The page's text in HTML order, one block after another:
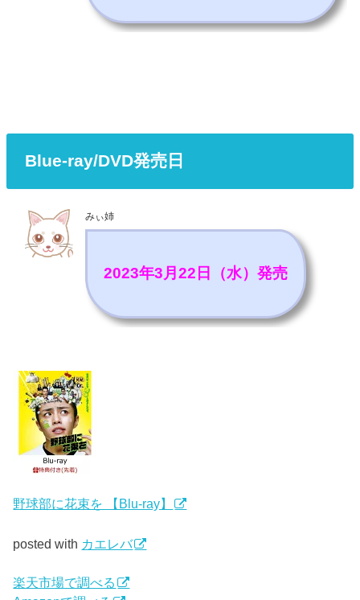
Blue-ray/DVD発売日
みぃ姉
2023年3月22日（水）発売
野球部に花束を 【Blu-ray】
posted with カエレバ
楽天市場で調べる